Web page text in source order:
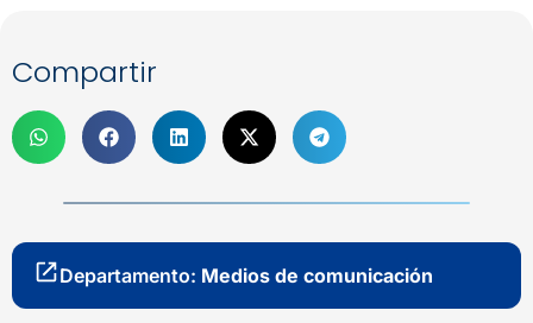
Compartir
Departamento: Medios de comunicación